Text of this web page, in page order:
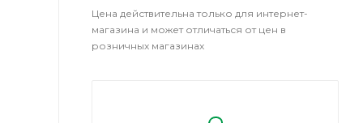
Цена действительна только для интернет-
магазина и может отличаться от цен в
розничных магазинах